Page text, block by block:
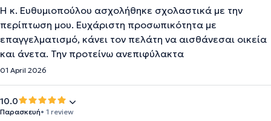
Η κ. Ευθυμιοπούλου ασχολήθηκε σχολαστικά με την
περίπτωση μου. Ευχάριστη προσωπικότητα με
επαγγελματισμό, κάνει τον πελάτη να αισθάνεσαι οικεία
και άνετα. Την προτείνω ανεπιφύλακτα
01 April 2026
10.0
Παρασκευή• 1 review